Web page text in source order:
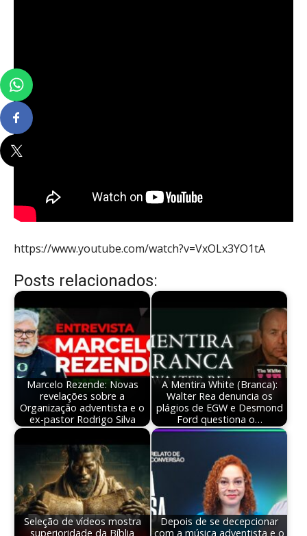
https://www.youtube.com/watch?v=VxOLx3YO1tA
Posts relacionados:
Marcelo Rezende: Novas
revelações sobre a
Organização adventista e o
ex-pastor Rodrigo Silva
A Mentira White (Branca):
Walter Rea denuncia os
plágios de EGW e Desmond
Ford questiona o…
Seleção de vídeos mostra
superioridade da Bíblia
Depois de se decepcionar
com a música adventista e o